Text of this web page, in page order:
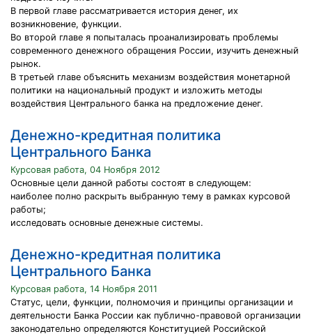
В первой главе рассматривается история денег, их
возникновение, функции.
Во второй главе я попыталась проанализировать проблемы
современного денежного обращения России, изучить денежный
рынок.
В третьей главе объяснить механизм воздействия монетарной
политики на национальный продукт и изложить методы
воздействия Центрального банка на предложение денег.
Денежно-кредитная политика
Центрального Банка
Курсовая работа, 04 Ноября 2012
Основные цели данной работы состоят в следующем:
наиболее полно раскрыть выбранную тему в рамках курсовой
работы;
исследовать основные денежные системы.
Денежно-кредитная политика
Центрального Банка
Курсовая работа, 14 Ноября 2011
Статус, цели, функции, полномочия и принципы организации и
деятельности Банка России как публично-правовой организации
законодательно определяются Конституцией Российской